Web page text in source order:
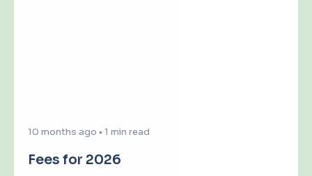
10 months ago • 1 min read
Fees for 2026